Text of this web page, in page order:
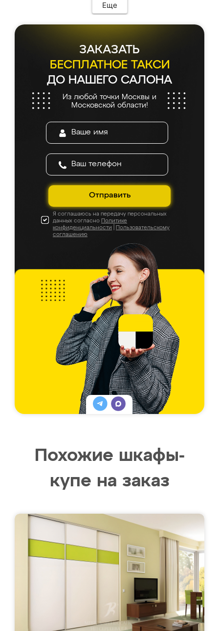
Еще
ЗАКАЗАТЬ
БЕСПЛАТНОЕ ТАКСИ
ДО НАШЕГО САЛОНА
Из любой точки Москвы и
Московской области!
Отправить
Я соглашаюсь на передачу персональных
данных согласно Политике
конфиденциальности
Пользовательскому
соглашению
Похожие шкафы-
купе на заказ